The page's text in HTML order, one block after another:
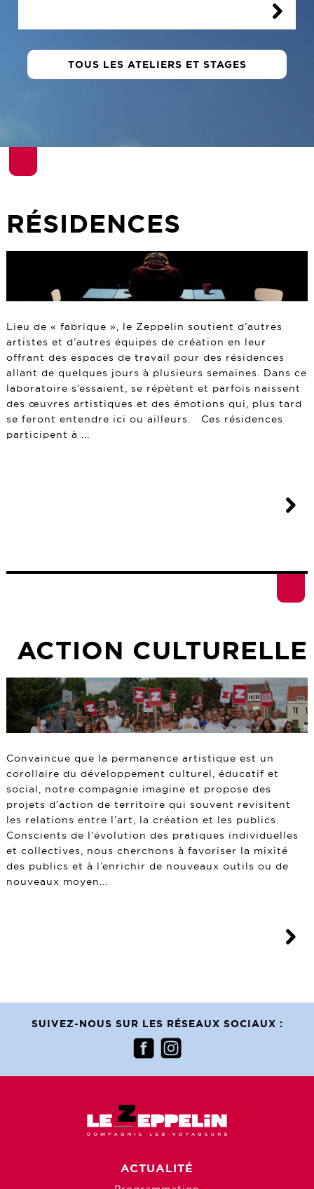
TOUS LES ATELIERS ET STAGES
RÉSIDENCES
Lieu de « fabrique », le Zeppelin soutient d’autres
artistes et d’autres équipes de création en leur
offrant des espaces de travail pour des résidences
allant de quelques jours à plusieurs semaines. Dans ce
laboratoire s’essaient, se répètent et parfois naissent
des œuvres artistiques et des émotions qui, plus tard
se feront entendre ici ou ailleurs. Ces résidences
participent à ...
ACTION CULTURELLE
Convaincue que la permanence artistique est un
corollaire du développement culturel, éducatif et
social, notre compagnie imagine et propose des
projets d’action de territoire qui souvent revisitent
les relations entre l’art, la création et les publics.
Conscients de l’évolution des pratiques individuelles
et collectives, nous cherchons à favoriser la mixité
des publics et à l’enrichir de nouveaux outils ou de
nouveaux moyen...
SUIVEZ-NOUS SUR LES RÉSEAUX SOCIAUX :
ACTUALITÉ